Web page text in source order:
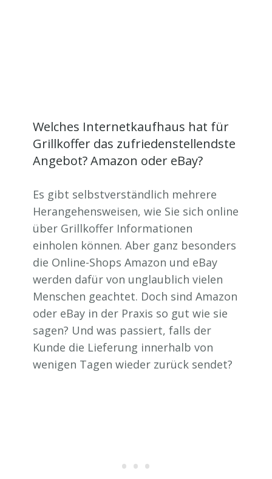
Welches Internetkaufhaus hat für
Grillkoffer das zufriedenstellendste
Angebot? Amazon oder eBay?
Es gibt selbstverständlich mehrere
Herangehensweisen, wie Sie sich online
über Grillkoffer Informationen
einholen können. Aber ganz besonders
die Online-Shops Amazon und eBay
werden dafür von unglaublich vielen
Menschen geachtet. Doch sind Amazon
oder eBay in der Praxis so gut wie sie
sagen? Und was passiert, falls der
Kunde die Lieferung innerhalb von
wenigen Tagen wieder zurück sendet?